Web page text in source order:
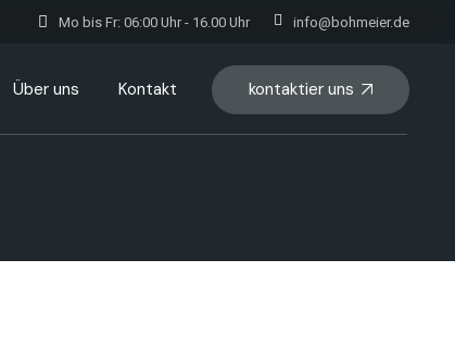
Mo bis Fr: 06:00 Uhr - 16.00 Uhr info@bohmeier.de
Über uns Kontakt kontaktier uns